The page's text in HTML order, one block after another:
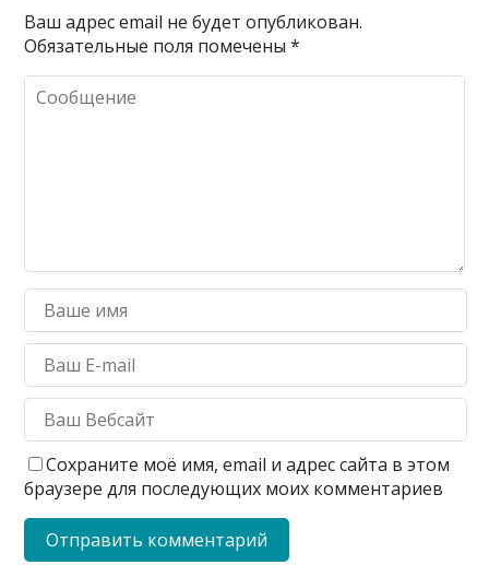
Ваш адрес email не будет опубликован.
Обязательные поля помечены*
Сохраните моё имя, email и адрес сайта в этом
браузере для последующих моих комментариев